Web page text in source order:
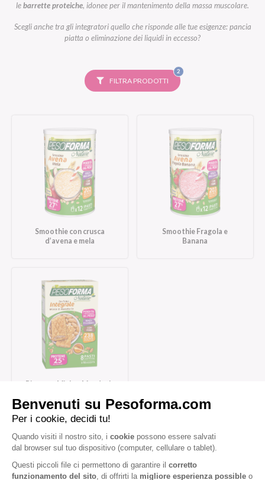
lebarrette proteiche, idonee per il mantenimento della massa muscolare.
Scegli anche tra gli integratori quello che risponde alle tue esigenze: pancia
piatta o eliminazione dei liquidi in eccesso?
FILTRA PRODOTTI
2FILTRI
SELEZIONATI
Smoothie con crusca
d’avena e mela
Smoothie Fragola e
Banana
Biscotto Miele e Mandorle
Iscriviti alla newsletter